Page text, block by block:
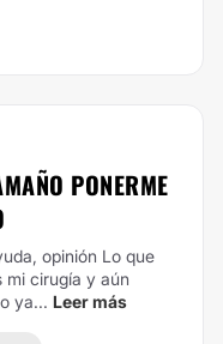
PONERME
opinión Lo que
mi cirugía y aún
ya... Leer más